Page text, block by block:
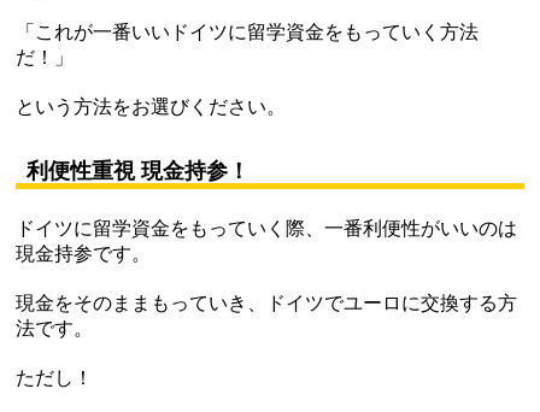
「これが一番いいドイツに留学資金をもっていく方法
だ！」
という方法をお選びください。
利便性重視 現金持参！
ドイツに留学資金をもっていく際、一番利便性がいいのは
現金持参です。
現金をそのままもっていき、ドイツでユーロに交換する方
法です。
ただし！